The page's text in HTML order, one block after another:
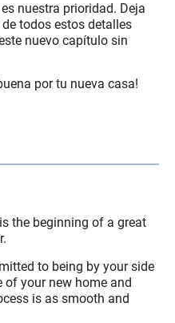
nuestra prioridad. Deja
todos estos detalles
nuevo capítulo sin
por tu nueva casa!
the beginning of a great
to being by your side
of your new home and
is as smooth and